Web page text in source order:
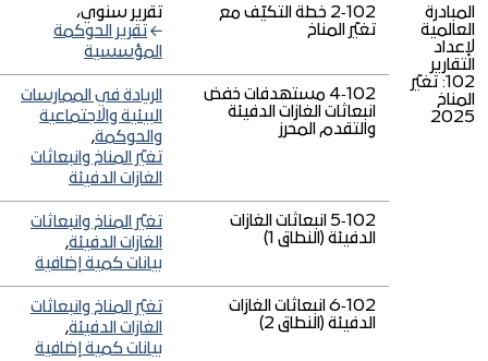
المبادرة
العالمية
لإعداد
التقارير
102: تغيّر
المناخ
2025
102‑2 خطة التكيّف مع
تغيّر المناخ
تقرير سنوي،
تقرير الحوكمة
المؤسسية
102‑4 مستهدفات خفض
انبعاثات الغازات الدفيئة
والتقدم المحرز
الريادة في الممارسات
البيئية والاجتماعية
والحوكمة,
تغيّر المناخ وانبعاثات
الغازات الدفيئة
102‑5 انبعاثات الغازات
الدفيئة (النطاق 1)
تغيّر المناخ وانبعاثات
الغازات الدفيئة,
بيانات كمية إضافية
102‑6 انبعاثات الغازات
الدفيئة (النطاق 2)
تغيّر المناخ وانبعاثات
الغازات الدفيئة,
بيانات كمية إضافية